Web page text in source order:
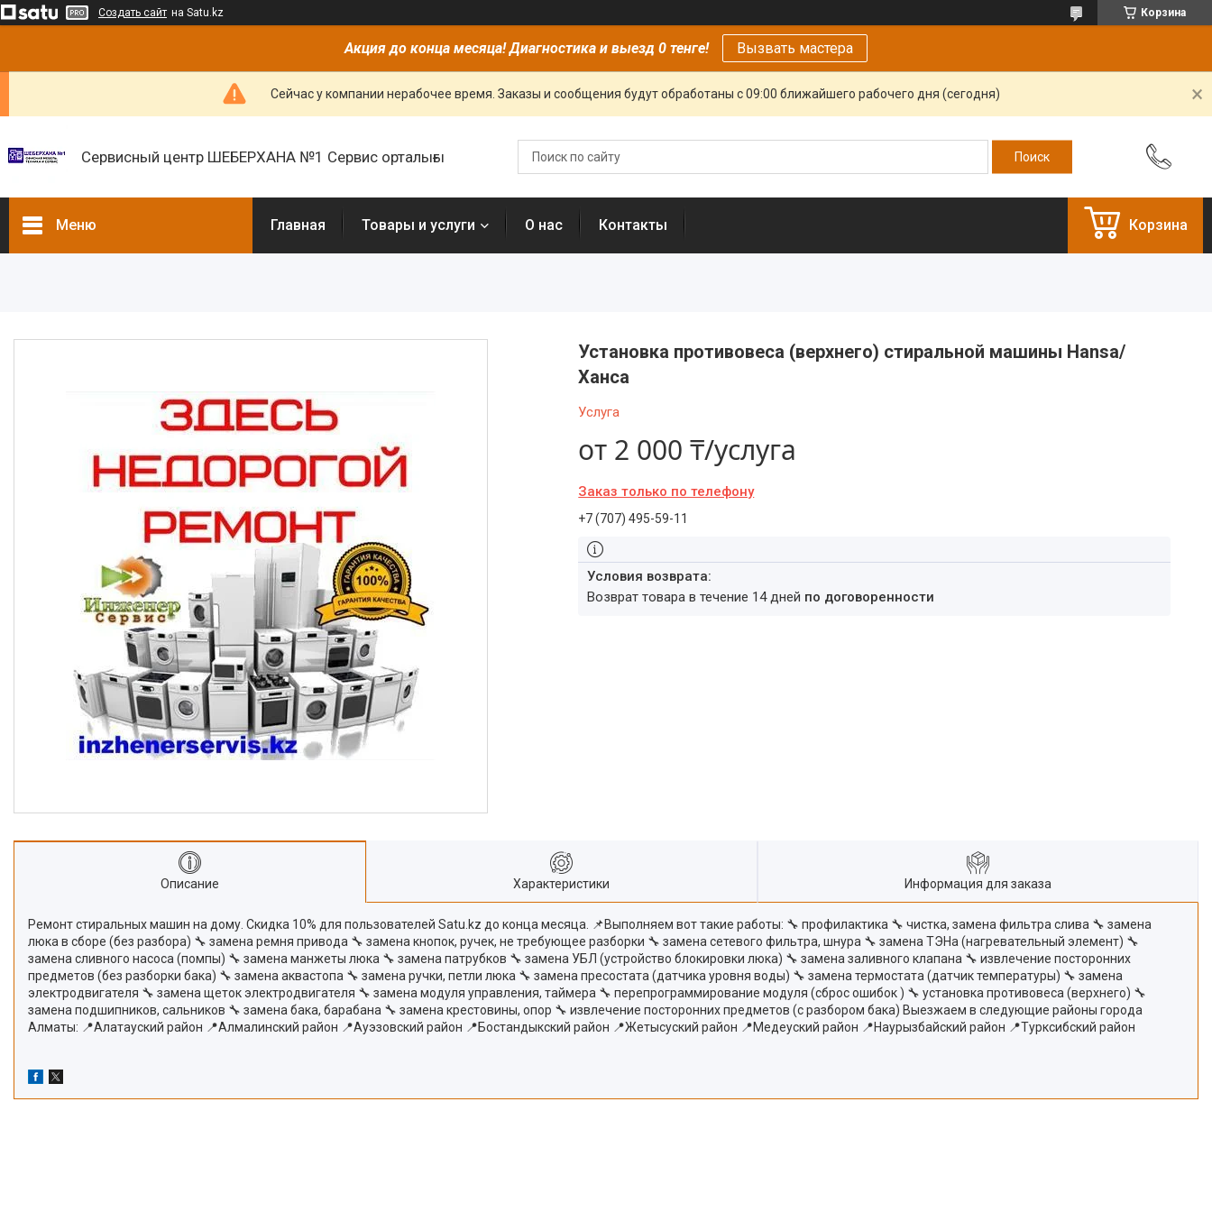
Создать сайт на Satu.kz Корзина
Акция до конца месяца! Диагностика и выезд 0 тенге! Вызвать мастера
Сейчас у компании нерабочее время. Заказы и сообщения будут обработаны с 09:00 ближайшего рабочего дня (сегодня)
Сервисный центр ШЕБЕРХАНА №1 Сервис орталығы
Меню Главная Товары и услуги О нас Контакты Корзина
Установка противовеса (верхнего) стиральной машины Hansa/
Ханса
Услуга
от 2 000 ₸/услуга
Заказ только по телефону
+7 (707) 495-59-11
возврат товара в течение 14 дней по договоренности
Описание Характеристики Информация для заказа
Ремонт стиральных машин на дому. Скидка 10% для пользователей Satu.kz до конца месяца. 📌Выполняем вот такие работы: 🔧 профилактика 🔧 чистка, замена фильтра слива 🔧 замена
люка в сборе (без разбора) 🔧 замена ремня привода 🔧 замена кнопок, ручек, не требующее разборки 🔧 замена сетевого фильтра, шнура 🔧 замена ТЭНа (нагревательный элемент) 🔧
замена сливного насоса (помпы) 🔧 замена манжеты люка 🔧 замена патрубков 🔧 замена УБЛ (устройство блокировки люка) 🔧 замена заливного клапана 🔧 извлечение посторонних
предметов (без разборки бака) 🔧 замена аквастопа 🔧 замена ручки, петли люка 🔧 замена пресостата (датчика уровня воды) 🔧 замена термостата (датчик температуры) 🔧 замена
электродвигателя 🔧 замена щеток электродвигателя 🔧 замена модуля управления, таймера 🔧 перепрограммирование модуля (сброс ошибок ) 🔧 установка противовеса (верхнего) 🔧
замена подшипников, сальников 🔧 замена бака, барабана 🔧 замена крестовины, опор 🔧 извлечение посторонних предметов (с разбором бака) Выезжаем в следующие районы города
Алматы: 📍Алатауский район 📍Алмалинский район 📍Ауэзовский район 📍Бостандыкский район 📍Жетысуский район 📍Медеуский район 📍Наурызбайский район 📍Турксибский район